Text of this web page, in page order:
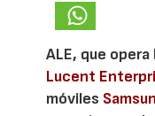
ALE, que
Lucent
móviles